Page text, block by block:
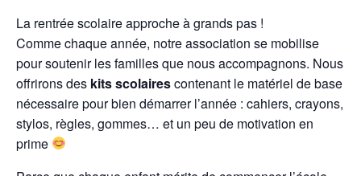
La rentrée scolaire approche à grands pas !
Comme chaque année, notre association se mobilise
pour soutenir les familles que nous accompagnons. Nous
offrirons des kits scolairescontenant le matériel de base
nécessaire pour bien démarrer l’année : cahiers, crayons,
stylos, règles, gommes… et un peu de motivation en
prime